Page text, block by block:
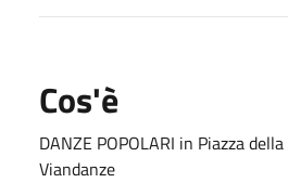
Cos'è
DANZE POPOLARI in Piazza
Viandanze